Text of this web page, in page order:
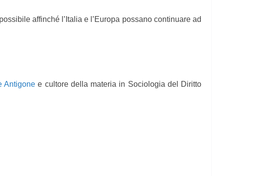
affinché l’Italia e l’Europa possano continuare ad
Antigone e cultore della materia in Sociologia del Diritto